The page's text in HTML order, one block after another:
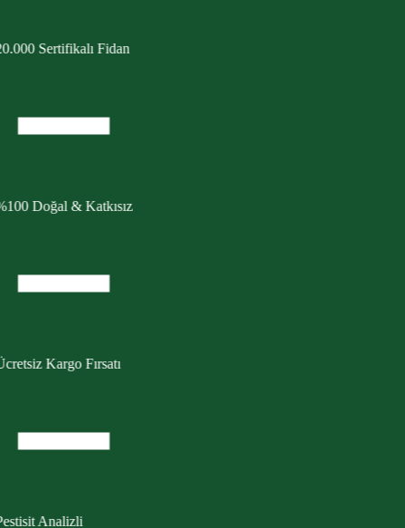
Sertifikalı Fidan
Doğal & Katkısız
Kargo Fırsatı
Analizli